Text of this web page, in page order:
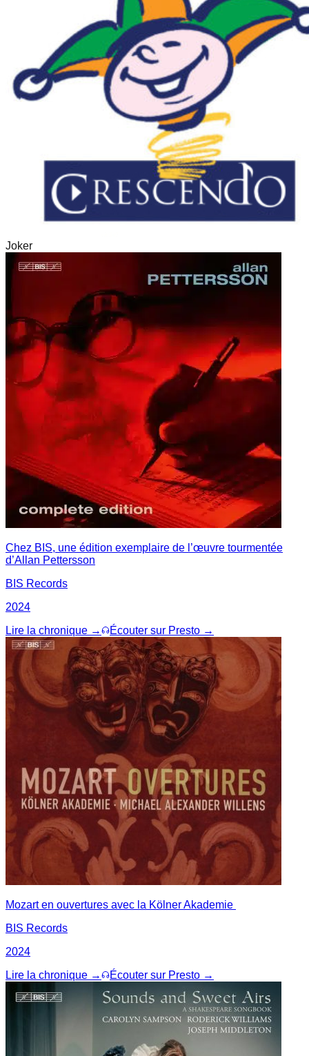
Joker
Chez BIS, une édition exemplaire de l’œuvre tourmentée
d’Allan Pettersson
BIS Records
2024
Lire la chronique →
Écouter sur Presto →
Mozart en ouvertures avec la Kölner Akademie
BIS Records
2024
Lire la chronique →
Écouter sur Presto →